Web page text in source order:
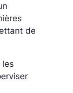
de
les